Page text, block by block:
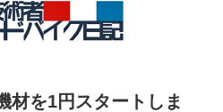
材を1円スタートしま